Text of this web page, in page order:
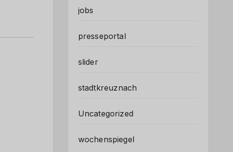
jobs
presseportal
slider
stadtkreuznach
Uncategorized
wochenspiegel